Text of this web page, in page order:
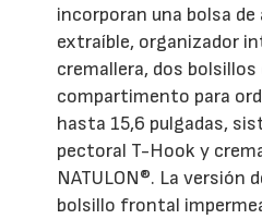
incorporan una bolsa
extraíble, organizador
cremallera, dos
compartimento para
hasta 15,6 pulgadas,
pectoral T-Hook y
NATULON®. La versión
bolsillo frontal